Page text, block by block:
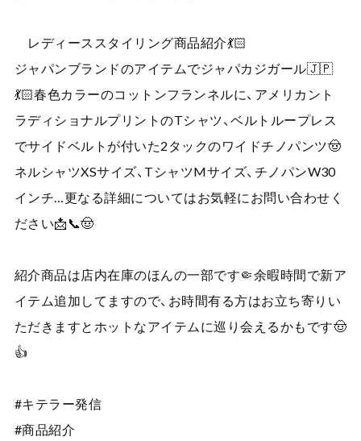
レディーススタイリング商品紹介💃🏻
ジャパンブランドのアイテムでジャパカジガール🇯🇵
💃🏻春色カラーのコットンフランネルに、アメリカント
ラディショナルプリントのTシャツ、ベルトループレス
でサイドベルトが付いた2タックのワイドチノパンツ🤠
ネルシャツXSサイズ、TシャツMサイズ、チノパンW30
インチ…更なる詳細についてはお気軽にお問い合わせく
ださい📩📞🤠
紹介商品は店内在庫のほんの一部です🤏余暇時間で新ア
イテム追加してますので、お時間有る方はお立ち寄りい
ただきますとホットなアイテムに巡り会えるかもです🤠
👍
#キテラー発信
#商品紹介